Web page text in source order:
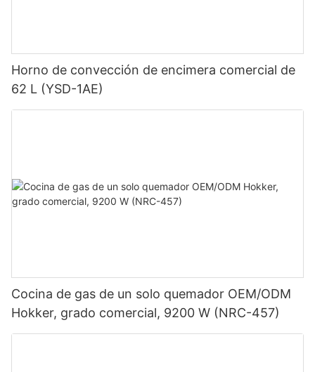
Horno de convección de encimera comercial de
62 L (YSD-1AE)
Cocina de gas de un solo quemador OEM/ODM
Hokker, grado comercial, 9200 W (NRC-457)